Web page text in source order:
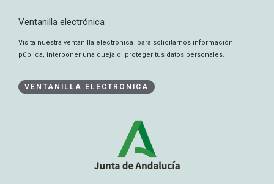
Ventanilla electrónica
Visita nuestra ventanilla electrónica para solicitarnos información
pública, interponer una queja o proteger tus datos personales.
VENTANILLA ELECTRÓNICA